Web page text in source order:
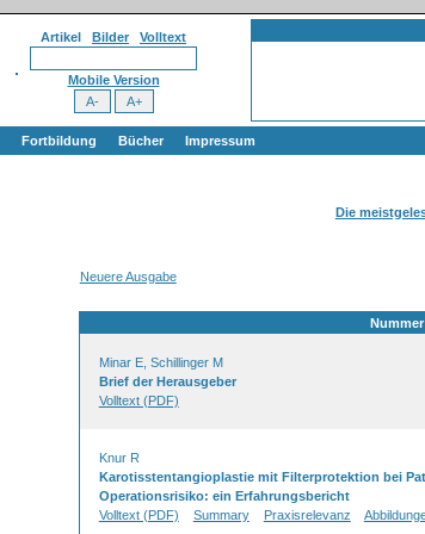
Artikel Bilder Volltext
Mobile Version
Fortbildung Bücher Impressum
Die
Neuere Ausgabe
Nummer
Minar E, Schillinger M
Brief der Herausgeber
Volltext (PDF)
Knur R
Karotisstentangioplastie mit Filterprotektion bei
Operationsrisiko: ein Erfahrungsbericht
Volltext (PDF)
Summary Praxisrelevanz